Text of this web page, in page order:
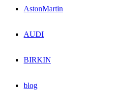
AstonMartin
AUDI
BIRKIN
blog